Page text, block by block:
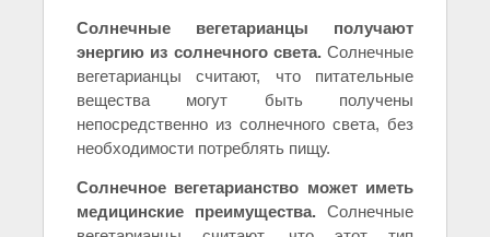
Солнечные вегетарианцы получают
энергию из солнечного света.Солнечные
вегетарианцы считают, что питательные
вещества могут быть получены
непосредственно из солнечного света, без
необходимости потреблять пищу.
Солнечное вегетарианство может иметь
медицинские преимущества. Солнечные